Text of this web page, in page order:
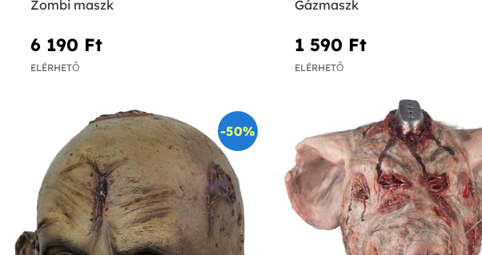
Zombi maszk
6 190 Ft‎
ELÉRHETŐ
Gázmaszk
1 590 Ft‎
ELÉRHETŐ
-50%